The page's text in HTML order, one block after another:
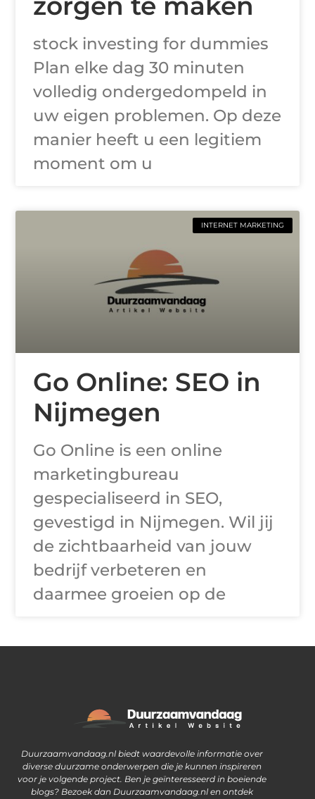
stock investing for dummies
Plan elke dag 30 minuten
volledig ondergedompeld in
uw eigen problemen. Op deze
manier heeft u een legitiem
moment om u
INTERNET MARKETING
Go Online: SEO in
Nijmegen
Go Online is een online
marketingbureau
gespecialiseerd in SEO,
gevestigd in Nijmegen. Wil jij
de zichtbaarheid van jouw
bedrijf verbeteren en
daarmee groeien op de
Duurzaamvandaag.nl biedt waardevolle informatie over
diverse duurzame onderwerpen die je kunnen inspireren
voor je volgende project. Ben je geïnteresseerd in boeiende
blogs? Bezoek dan Duurzaamvandaag.nl en ontdek